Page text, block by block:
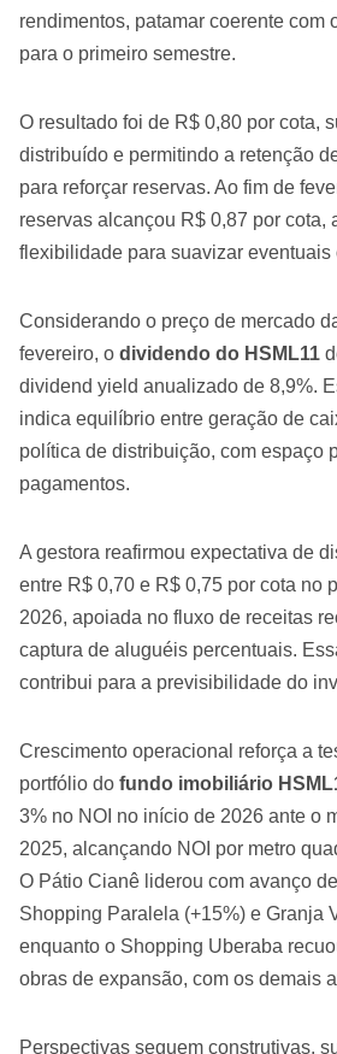
rendimentos, patamar coerente com
para o primeiro semestre.
O resultado foi de R$ 0,80 por cota,
distribuído e permitindo a retenção
para reforçar reservas. Ao fim de
reservas alcançou R$ 0,87 por cota,
flexibilidade para suavizar eventuais
Considerando o preço de mercado
fevereiro, o dividendo do HSML11
dividend yield anualizado de 8,9%.
indica equilíbrio entre geração de
política de distribuição, com espaço
pagamentos.
A gestora reafirmou expectativa de
entre R$ 0,70 e R$ 0,75 por cota no
2026, apoiada no fluxo de receitas
captura de aluguéis percentuais.
contribui para a previsibilidade do
Crescimento operacional reforça a
portfólio do fundo imobiliário
3% no NOI no início de 2026 ante o
2025, alcançando NOI por metro
O Pátio Cianê liderou com avanço
Shopping Paralela (+15%) e Granja
enquanto o Shopping Uberaba
obras de expansão, com os demais
Perspectivas seguem construtivas,